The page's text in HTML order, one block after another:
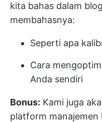
kita bahas dalam
membahasnya:
Seperti apa
Cara
Anda sendiri
Bonus: Kami juga
platform manajemen